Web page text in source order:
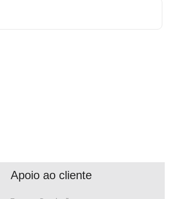
Apoio ao cliente